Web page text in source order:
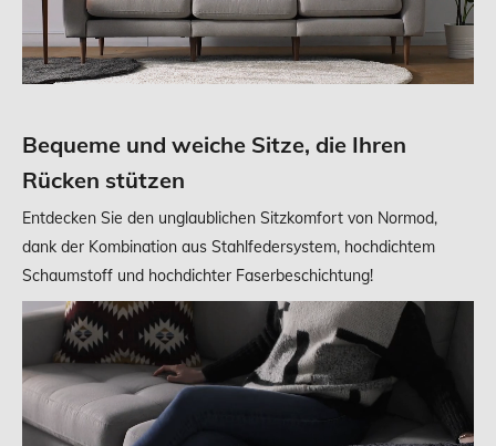
Bequeme und weiche Sitze, die Ihren
Rücken stützen
Entdecken Sie den unglaublichen Sitzkomfort von Normod,
dank der Kombination aus Stahlfedersystem, hochdichtem
Schaumstoff und hochdichter Faserbeschichtung!